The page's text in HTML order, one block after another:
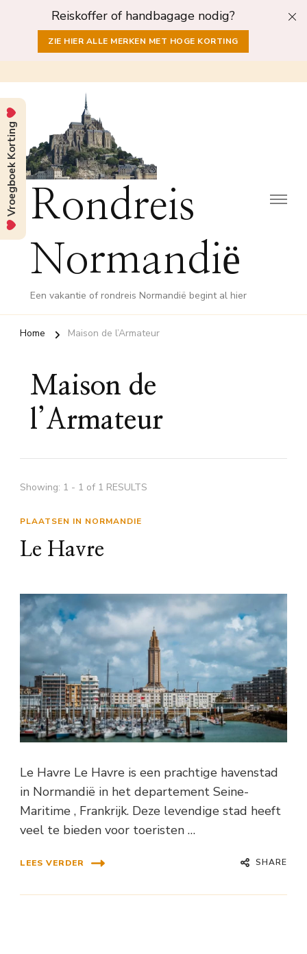
Reiskoffer of handbagage nodig?
ZIE HIER ALLE MERKEN MET HOGE KORTING
Rondreis
Normandië
Een vakantie of rondreis Normandië begint al hier
Home Maison de l’Armateur
Maison de
l’Armateur
Showing: 1 - 1 of 1 RESULTS
PLAATSEN IN NORMANDIE
Le Havre
Le Havre Le Havre is een prachtige havenstad
in Normandië in het departement Seine-
Maritime , Frankrijk. Deze levendige stad heeft
veel te bieden voor toeristen …
LEES VERDER SHARE
Vroegboek Korting